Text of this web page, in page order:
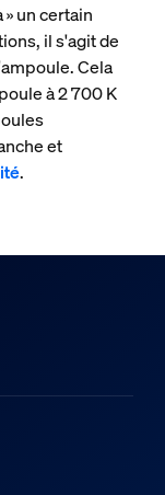
un certain
il s'agit de
Cela
à 2 700 K
et
.